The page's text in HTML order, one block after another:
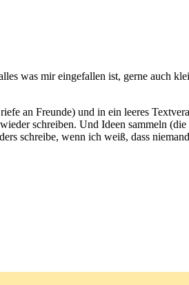
was mir eingefallen ist, gerne auch
an Freunde) und in ein leeres
schreiben. Und Ideen sammeln
schreibe, wenn ich weiß, dass